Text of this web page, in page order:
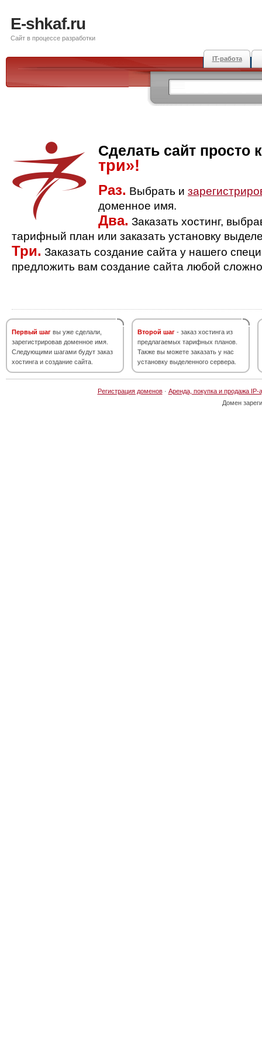
E-shkaf.ru
Сайт в процессе разработки
IT-работа
Сделать сайт просто
три»!
Раз. Выбрать и
доменное имя.
Два. Заказать хостинг,
тарифный план или заказать установку
Три. Заказать создание сайта у нашего
предложить вам создание сайта любой
Первый шаг вы уже сделали,
зарегистрировав доменное имя.
Следующими шагами будут заказ
хостинга и создание сайта.
Второй шаг - заказ хостинга из
предлагаемых тарифных планов.
Также вы можете заказать у нас
установку выделенного сервера.
Регистрация доменов· Аренда, покупка и продажа IP-
Домен